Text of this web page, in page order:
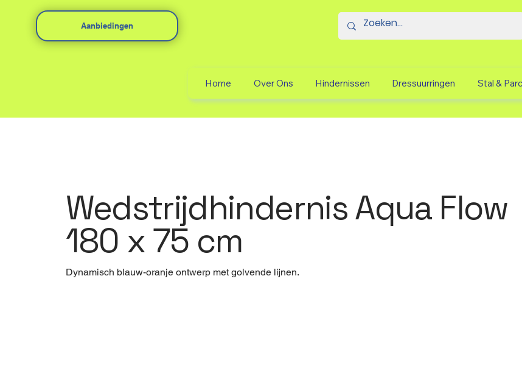
Home Over Ons Hindernissen Dressuurringen Stal &
Aanbiedingen
Wedstrijdhindernis Aqua Flow
180 x 75 cm
Dynamisch blauw-oranje ontwerp met golvende lijnen.